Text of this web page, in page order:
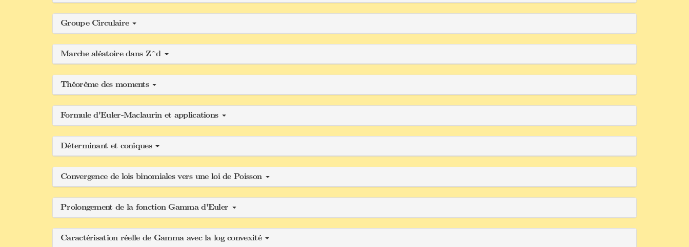
Groupe Circulaire
Marche aléatoire dans Z^d
Théorème des moments
Formule d'Euler-Maclaurin et applications
Déterminant et coniques
Convergence de lois binomiales vers une loi de Poisson
Prolongement de la fonction Gamma d'Euler
Caractérisation réelle de Gamma avec la log convexité